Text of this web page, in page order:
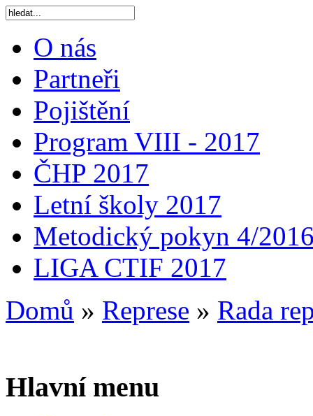
O nás
Partneři
Pojištění
Program VIII - 2017
ČHP 2017
Letní školy 2017
Metodický pokyn 4/
LIGA CTIF 2017
Domů » Represe » Rada
Hlavní menu